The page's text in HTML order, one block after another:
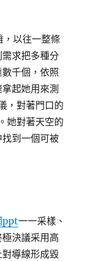
，以往一整條
求把多種分
千個，依照
起她用來測
，對著門口的
她對著天空的
到一個可被
ppt一一采樣、
決議采用高
導線形成毀